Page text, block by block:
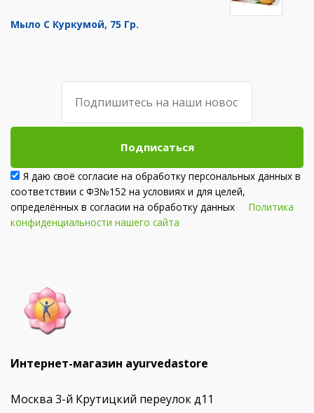
Мыло С Куркумой, 75 Гр.
Подписаться
Я даю своё согласие на обработку персональных данных в
соответствии с ФЗ№152 на условиях и для целей,
определённых в согласии на обработку данных Политика
конфиденциальности нашего сайта
Интернет-магазин ayurvedastore
Москва 3-й Крутицкий переулок д11